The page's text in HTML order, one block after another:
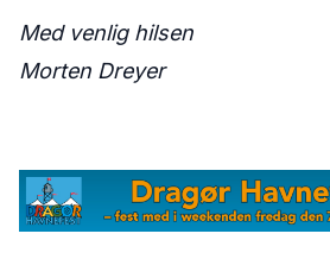
Med venlig hilsen
Morten Dreyer